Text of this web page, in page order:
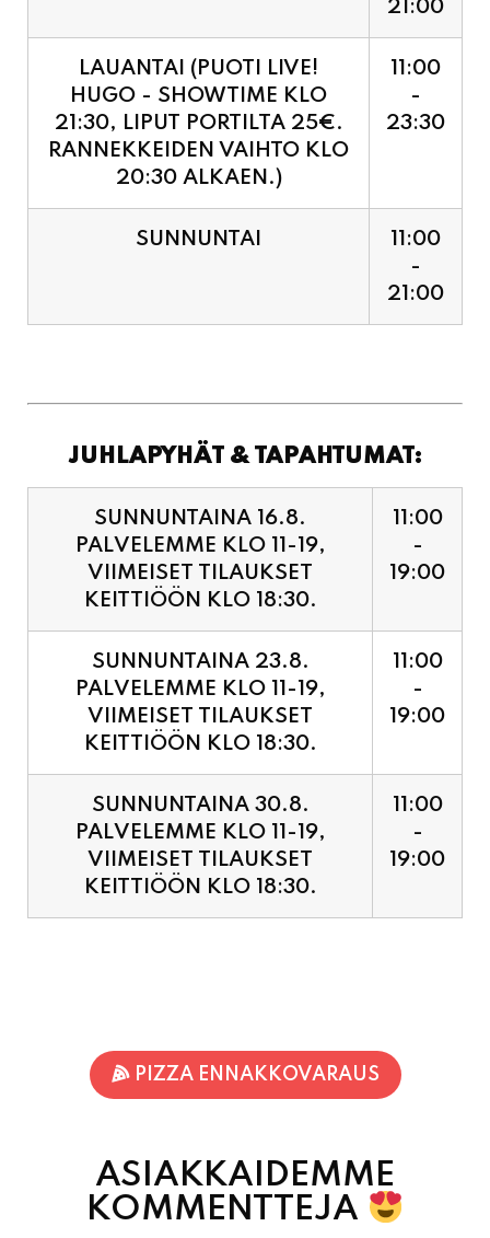
21:30, LIPUT PORTILTA 25€.
RANNEKKEIDEN VAIHTO KLO
20:30 ALKAEN.)
-
23:30
SUNNUNTAI
21:00
PALVELEMME KLO 11-19,
VIIMEISET TILAUKSET
KEITTIÖÖN KLO 18:30.
-
19:00
SUNNUNTAINA 23.8.
PALVELEMME KLO 11-19,
VIIMEISET TILAUKSET
KEITTIÖÖN KLO 18:30.
11:00
19:00
SUNNUNTAINA 30.8.
PALVELEMME KLO 11-19,
VIIMEISET TILAUKSET
KEITTIÖÖN KLO 18:30.
11:00
19:00
ASIAKKAIDEMME